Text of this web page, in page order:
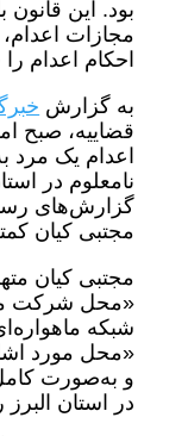
بود. این
مجازات
احکام اعدام
به گزارش
اعدام یک مرد
نامعلوم در
گزارش‌های
مجتبی کیان
مجتبی کیان
«محل شرکت
شبکه
«محل مورد
و به‌صورت
در استان